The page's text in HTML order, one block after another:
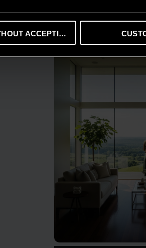
ACCEPTING
Quanto consuma